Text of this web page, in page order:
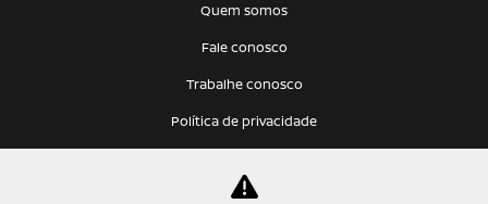
Quem somos
Fale conosco
Trabalhe conosco
Política de privacidade
KATANA VEICULOS LTDA